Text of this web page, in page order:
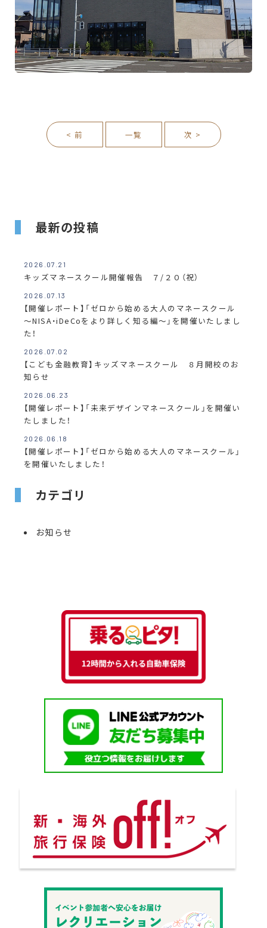
< 前 一覧 次 >
最新の投稿
2026.07.21
キッズマネースクール開催報告 ７/２０（祝）
2026.07.13
【開催レポート】「ゼロから始める大人のマネースクール
～NISA・iDeCoをより詳しく知る編～」を開催いたしまし
た！
2026.07.02
【こども金融教育】キッズマネースクール ８月開校のお
知らせ
2026.06.23
【開催レポート】「未来デザインマネースクール」を開催い
たしました！
2026.06.18
【開催レポート】「ゼロから始める大人のマネースクール」
を開催いたしました！
カテゴリ
お知らせ